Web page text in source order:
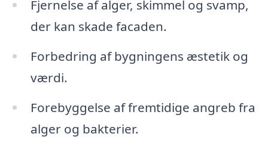
Fjernelse af alger, skimmel og svamp,
der kan skade facaden.
Forbedring af bygningens æstetik og
værdi.
Forebyggelse af fremtidige angreb fra
alger og bakterier.